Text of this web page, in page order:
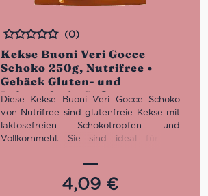
Kekse Buoni Veri Gocce
Schoko 250g, Nutrifree •
Gebäck Gluten- und
Laktosefrei • Süßes aus
Italien
Bewertet
(0)
Diese Kekse Buoni Veri Gocce Schoko
von Nutrifree sind glutenfreie Kekse mit
laktosefreien Schokotropfen und
Vollkornmehl. Sie sind ideal für ein
zur nachmittäglichen Kaffeepause oder
einfach als süßen Snack zwischendurch.
Geeigent für eine glutenfreie Ernährung
4,09 €